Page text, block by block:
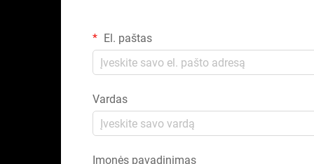
El. paštas
Vardas
Įmonės pavadinimas